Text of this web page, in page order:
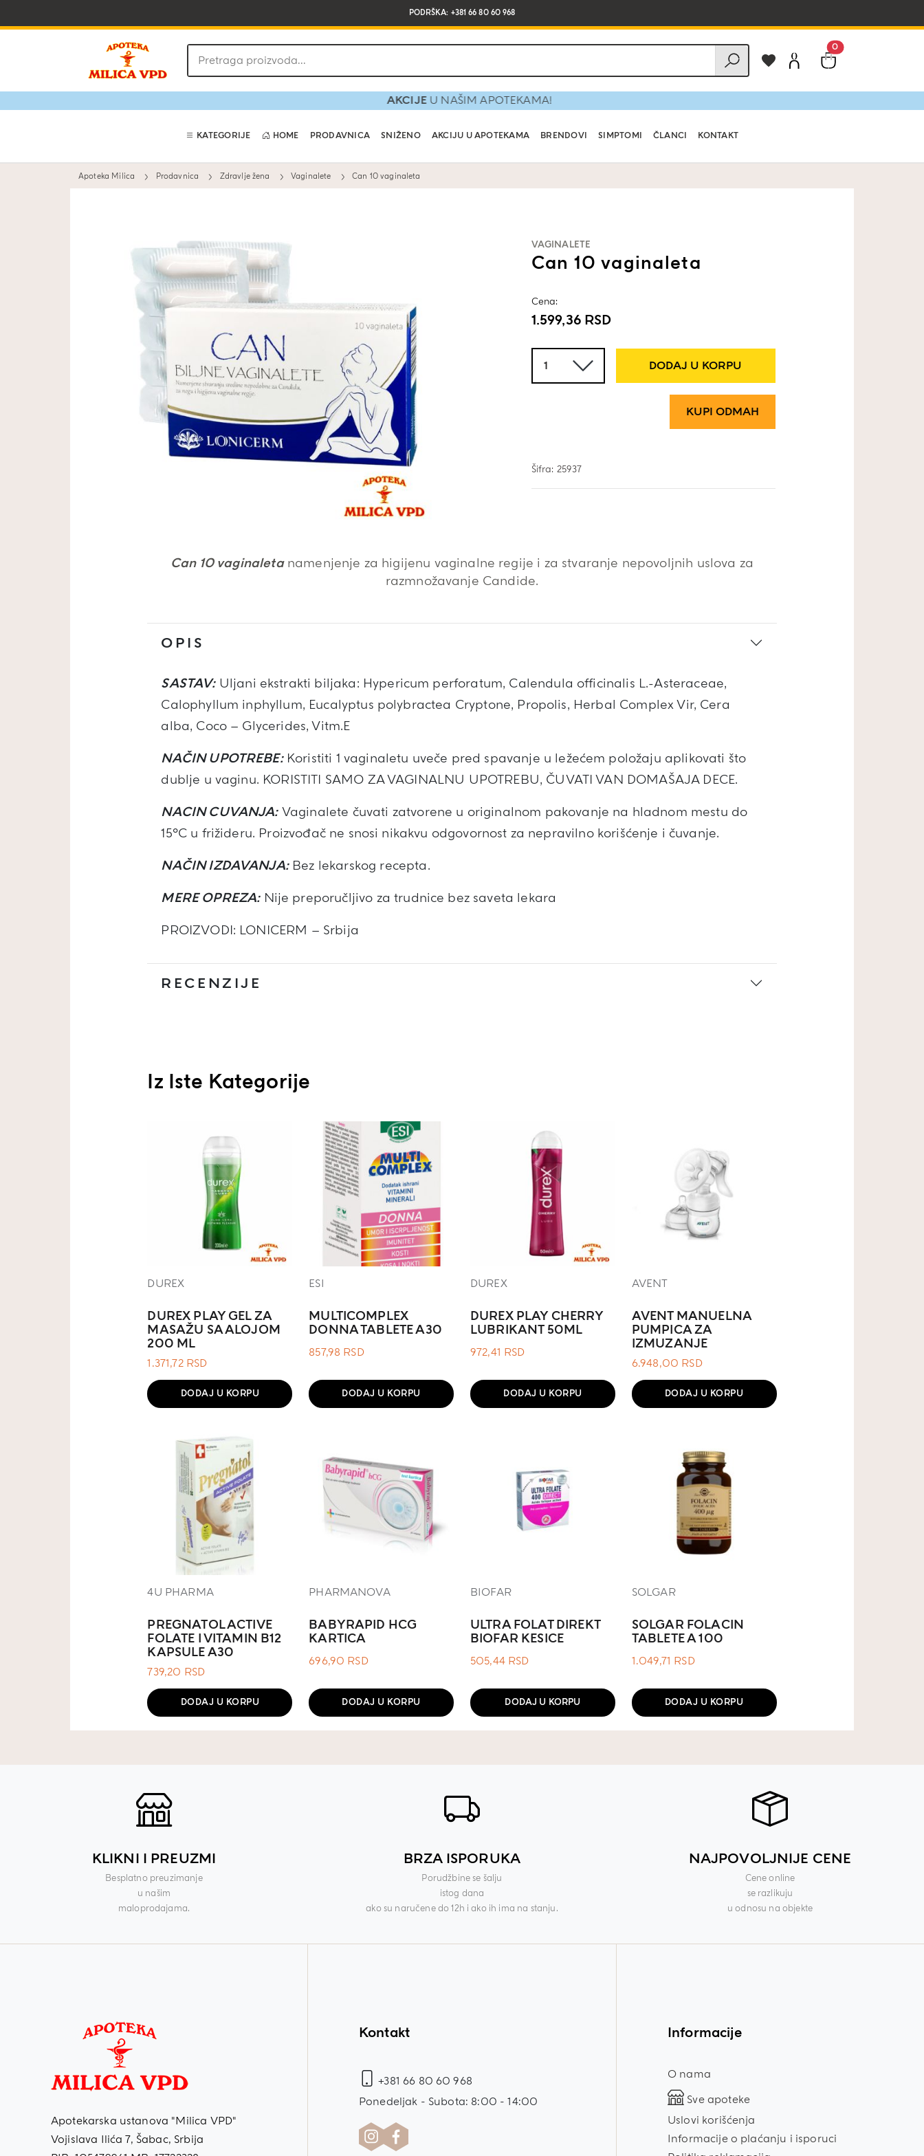
PODRŠKA: +381 66 80 60 968
Pretraga
proizvoda
0
AKCIJEU NAŠIM APOTEKAMA!
KATEGORIJE HOME PRODAVNICA SNIŽENO AKCIJU U APOTEKAMA BRENDOVI SIMPTOMI ČLANCI KONTAKT
Apoteka Milica Prodavnica Zdravlje žena Vaginalete Can 10 vaginaleta
VAGINALETE
Can 10 vaginaleta
Cena:
1.599,36 RSD
DODAJ U KORPU
KUPI ODMAH
Šifra: 25937
Can 10 vaginaletanamenjenje za higijenu vaginalne regije i za stvaranje nepovoljnih uslova za
razmnožavanje Candide.
OPIS
SASTAV: Uljani ekstrakti biljaka: Hypericum perforatum, Calendula officinalis L.-Asteraceae,
Calophyllum inphyllum, Eucalyptus polybractea Cryptone, Propolis, Herbal Complex Vir, Cera
alba, Coco – Glycerides, Vitm.E
NAČIN UPOTREBE: Koristiti 1 vaginaletu uveče pred spavanje u ležećem položaju aplikovati što
dublje u vaginu. KORISTITI SAMO ZA VAGINALNU UPOTREBU, ČUVATI VAN DOMAŠAJA DECE.
NACIN CUVANJA: Vaginalete čuvati zatvorene u originalnom pakovanje na hladnom mestu do
15°C u frižideru. Proizvođač ne snosi nikakvu odgovornost za nepravilno korišćenje i čuvanje.
NAČIN IZDAVANJA: Bez lekarskog recepta.
MERE OPREZA: Nije preporučljivo za trudnice bez saveta lekara
PROIZVODI: LONICERM – Srbija
RECENZIJE
Iz Iste Kategorije
DUREX
DUREX PLAY GEL ZA
MASAŽU SA ALOJOM
200 ML
1.371,72 RSD
DODAJ U KORPU
ESI
MULTICOMPLEX
DONNA TABLETE A30
857,98 RSD
DODAJ U KORPU
DUREX
DUREX PLAY CHERRY
LUBRIKANT 50ML
972,41 RSD
DODAJ U KORPU
AVENT
AVENT MANUELNA
PUMPICA ZA
IZMUZANJE
6.948,00 RSD
DODAJ U KORPU
4U PHARMA
PREGNATOL ACTIVE
FOLATE I VITAMIN B12
KAPSULE A30
739,20 RSD
DODAJ U KORPU
PHARMANOVA
BABYRAPID HCG
KARTICA
696,90 RSD
DODAJ U KORPU
BIOFAR
ULTRA FOLAT DIREKT
BIOFAR KESICE
505,44 RSD
DODAJ U KORPU
SOLGAR
SOLGAR FOLACIN
TABLETE A 100
1.049,71 RSD
DODAJ U KORPU
KLIKNI I PREUZMI
Besplatno preuzimanje
u našim
maloprodajama.
BRZA ISPORUKA
Porudžbine se šalju
istog dana
ako su naručene do 12h i ako ih ima na stanju.
NAJPOVOLJNIJE CENE
Cene online
se razlikuju
u odnosu na objekte
Apotekarska ustanova "Milica VPD"
Vojislava Ilića 7, Šabac, Srbija
Kontakt
+381 66 80 60 968
Ponedeljak - Subota: 8:00 - 14:00
Informacije
O nama
Sve apoteke
Uslovi korišćenja
Informacije o plaćanju i isporuci